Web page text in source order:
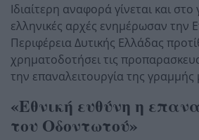
Ιδιαίτερη αναφορά γίνεται και στο
ελληνικές αρχές ενημέρωσαν την
Περιφέρεια Δυτικής Ελλάδας
χρηματοδοτήσει τις
την επαναλειτουργία της γραμμής
«Εθνική ευθύνη η
του Οδοντωτού»